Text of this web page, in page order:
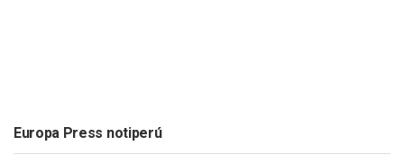
Europa Press notiperú